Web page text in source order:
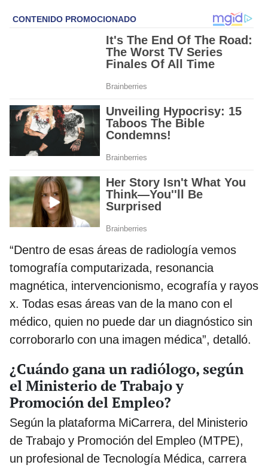
“Dentro de esas áreas de radiología vemos
tomografía computarizada, resonancia
magnética, intervencionismo, ecografía y rayos
x. Todas esas áreas van de la mano con el
médico, quien no puede dar un diagnóstico sin
corroborarlo con una imagen médica”, detalló.
¿Cuándo gana un radiólogo, según
el Ministerio de Trabajo y
Promoción del Empleo?
Según la plataforma MiCarrera, del Ministerio
de Trabajo y Promoción del Empleo (MTPE),
un profesional de Tecnología Médica, carrera